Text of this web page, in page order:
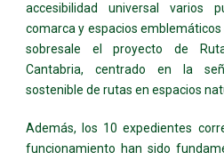
accesibilidad universal varios
comarca y espacios
sobresale el proyecto de
Cantabria, centrado en la
sostenible de rutas en espacios
Además, los 10 expedientes
funcionamiento han sido